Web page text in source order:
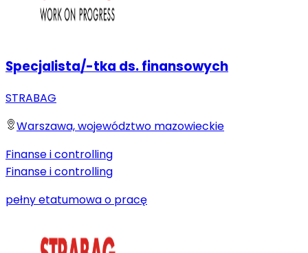
Specjalista/-tka ds. finansowych
STRABAG
Warszawa, województwo mazowieckie
Finanse i controlling
Finanse i controlling
pełny etatumowa o pracę